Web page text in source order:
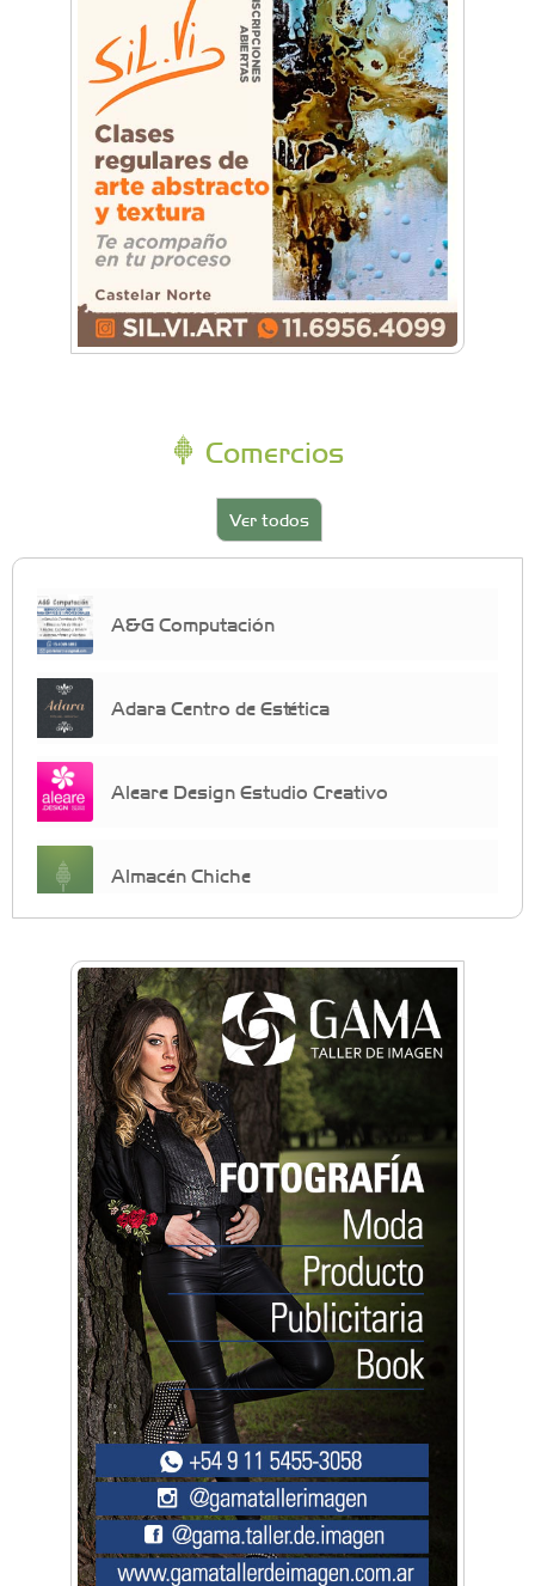
Comercios
Ver todos
A&G Computación
Adara Centro de Estética
Aleare Design Estudio Creativo
Almacén Chiche
crecimiento personal
Arq. Horacio Alejandro Sánchez
Artística ApasionArte
Artística Catalina
Artística Veral
BAIC Ramos Mejía
Brisé Estudio de Danzas
Buenos Aires Equipar